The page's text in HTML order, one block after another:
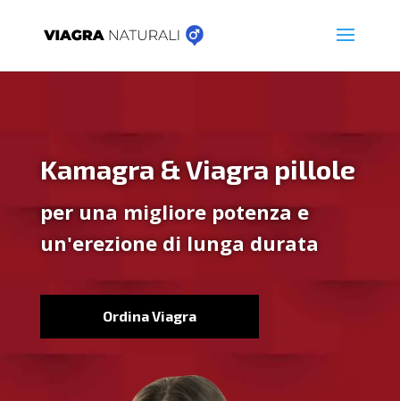
Kamagra & Viagra pillole
per una migliore potenza e
un'erezione di lunga durata
Ordina Viagra